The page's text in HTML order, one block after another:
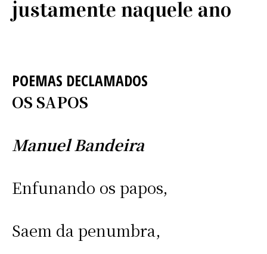
justamente naquele ano
POEMAS DECLAMADOS
OS SAPOS
Manuel Bandeira
Enfunando os papos,
Saem da penumbra,